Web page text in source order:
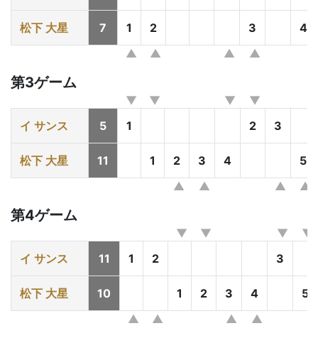
松下 大星 7 1 2 3 4
第3ゲーム
イ サンス 5 1 2 3
松下 大星 11 1 2 3 4 5
第4ゲーム
イ サンス 11 1 2 3
松下 大星 10 1 2 3 4 5